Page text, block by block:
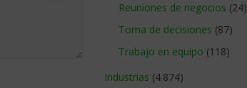
Reuniones de negocios (24)
Toma de decisiones (87)
Trabajo en equipo (118)
Industrias (4.874)